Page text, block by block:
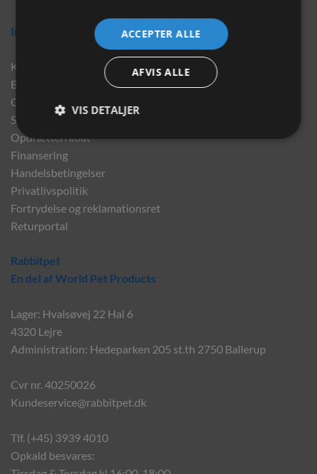
Information
Kontakt
Brand
Om os
Sponsorater
Opdrætterrabat
Finansering
Handelsbetingelser
Privatlivspolitik
Fortrydelse og reklamationsret
Returportal
Rabbitpet
En del af World Pet Products
Lager: Hvalsøvej 22 Hal 6
4320 Lejre
Administration: Hedeparken 205 st.th 2750 Ballerup
Cvr nr. 40250026
Kundeservice@rabbitpet.dk
Tlf. (+45) 3939 4010
Opkald besvares:
ACCEPTER ALLE
AFVIS ALLE
VIS DETALJER